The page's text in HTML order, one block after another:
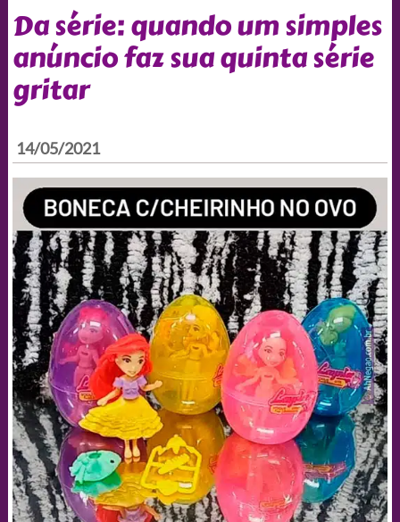
Da série: quando um simples
anúncio faz sua quinta série
gritar
14/05/2021